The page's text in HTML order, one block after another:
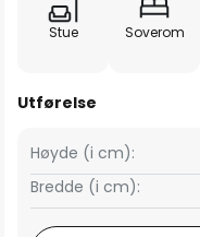
Stue Soverom
Utførelse
Bredde (i cm):
Høyde (i cm):